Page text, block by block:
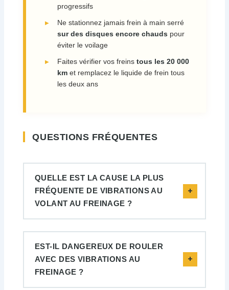
progressifs
Ne stationnez jamais frein à main serré
sur des disques encore chauds pour
éviter le voilage
Faites vérifier vos freins tous les 20 000
kmet remplacez le liquide de frein tous
les deux ans
QUESTIONS FRÉQUENTES
QUELLE EST LA CAUSE LA PLUS
FRÉQUENTE DE VIBRATIONS AU
VOLANT AU FREINAGE ?
EST-IL DANGEREUX DE ROULER
AVEC DES VIBRATIONS AU
FREINAGE ?